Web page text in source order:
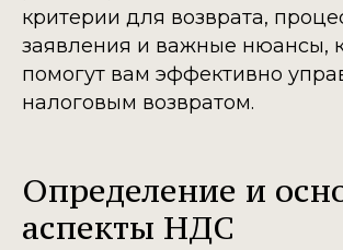
критерии для возврата,
заявления и важные нюансы,
помогут вам эффективно
налоговым возвратом.
Определение и
аспекты НДС